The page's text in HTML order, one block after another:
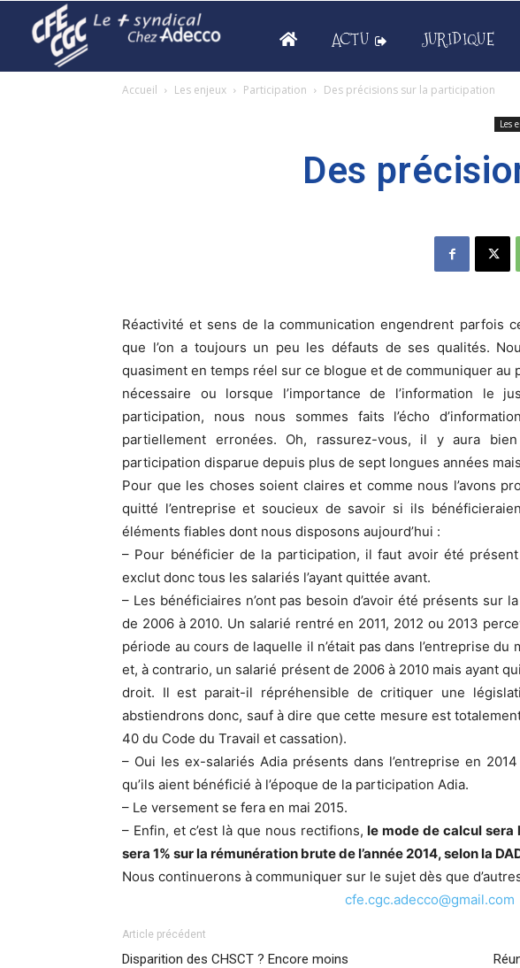
ACTU JURIDIQUE
Accueil Les enjeux Participation Des précisions sur la participation
Les
Des
Réactivité et sens de la communication engendrent parfois
que l’on a toujours un peu les défauts de ses qualités.
quasiment en temps réel sur ce blogue et de communiquer au
nécessaire ou lorsque l’importance de l’information le
participation, nous nous sommes faits l’écho
partiellement erronées. Oh, rassurez-vous, il y aura
participation disparue depuis plus de sept longues années
Pour que les choses soient claires et comme nous l’avons
quitté l’entreprise et soucieux de savoir si ils
éléments fiables dont nous disposons aujourd’hui :
– Pour bénéficier de la participation, il faut avoir été
exclut donc tous les salariés l’ayant quittée avant.
– Les bénéficiaires n’ont pas besoin d’avoir été présents sur
de 2006 à 2010. Un salarié rentré en 2011, 2012 ou 2013
période au cours de laquelle il n’était pas dans l’entreprise du
et, à contrario, un salarié présent de 2006 à 2010 mais ayant
droit. Il est parait-il répréhensible de critiquer une
abstiendrons donc, sauf à dire que cette mesure est
40 du Code du Travail et cassation).
– Oui les ex-salariés Adia présents dans l’entreprise en
qu’ils aient bénéficié à l’époque de la participation Adia.
– Le versement se fera en mai 2015.
– Enfin, et c’est là que nous rectifions,le mode de calcul sera
sera 1% sur la rémunération brute de l’année 2014, selon la
Nous continuerons à communiquer sur le sujet dès que
cfe.cgc.adecco@gmail.com
Article précédent
Disparition des CHSCT ? Encore moins